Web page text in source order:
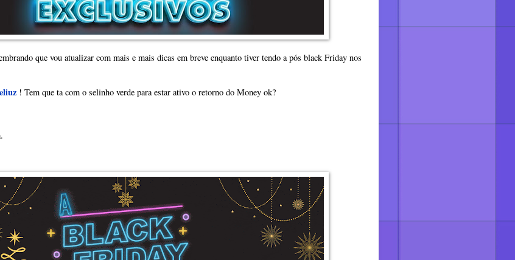
que vou atualizar com mais e mais dicas em breve enquanto tiver tendo a pós black Friday nos
! Tem que ta com o selinho verde para estar ativo o retorno do Money ok?